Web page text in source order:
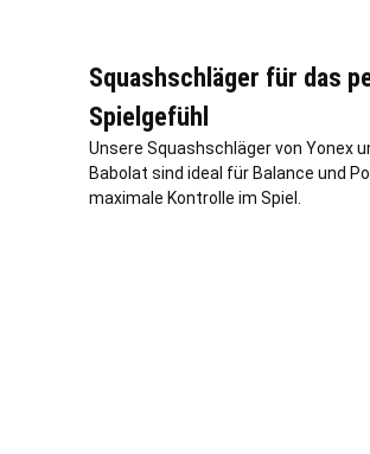
Squashschläger für das
Spielgefühl
Unsere Squashschläger von Yonex
Babolat sind ideal für Balance und
maximale Kontrolle im Spiel.